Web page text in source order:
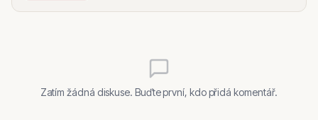
Zatím žádná diskuse. Buďte první, kdo přidá komentář.